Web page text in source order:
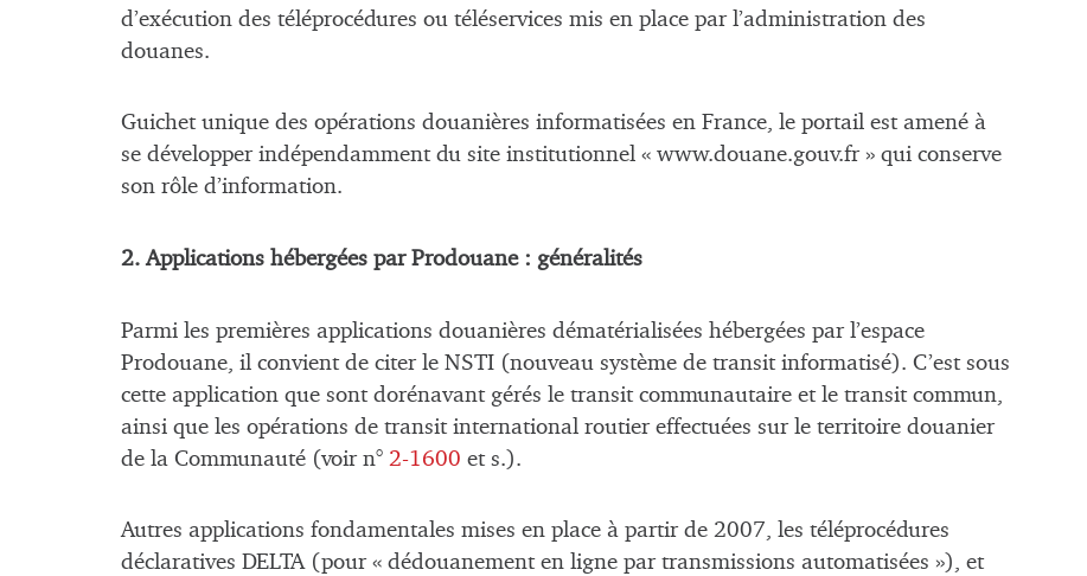
d’exécution des téléprocédures ou téléservices mis en place par l’administration des
douanes.
Guichet unique des opérations douanières informatisées en France, le portail est amené à
se développer indépendamment du site institutionnel « www.douane.gouv.fr » qui conserve
son rôle d’information.
2. Applications hébergées par Prodouane : généralités
Parmi les premières applications douanières dématérialisées hébergées par l’espace
Prodouane, il convient de citer le NSTI (nouveau système de transit informatisé). C’est sous
cette application que sont dorénavant gérés le transit communautaire et le transit commun,
ainsi que les opérations de transit international routier effectuées sur le territoire douanier
de la Communauté (voir n° 2-1600 et s.).
Autres applications fondamentales mises en place à partir de 2007, les téléprocédures
déclaratives DELTA (pour « dédouanement en ligne par transmissions automatisées »), et